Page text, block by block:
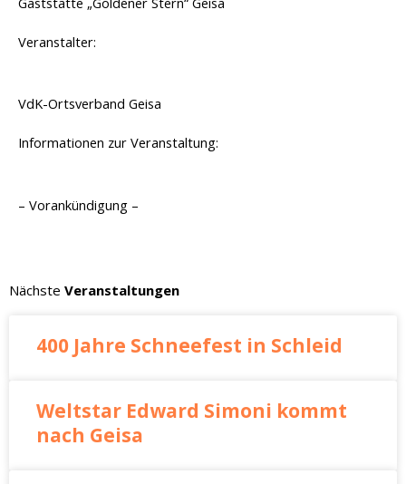
Veranstalter:
VdK-Ortsverband Geisa
Informationen zur Veranstaltung:
– Vorankündigung –
Nächste Veranstaltungen
400 Jahre Schneefest in Schleid
Weltstar Edward Simoni kommt
nach Geisa